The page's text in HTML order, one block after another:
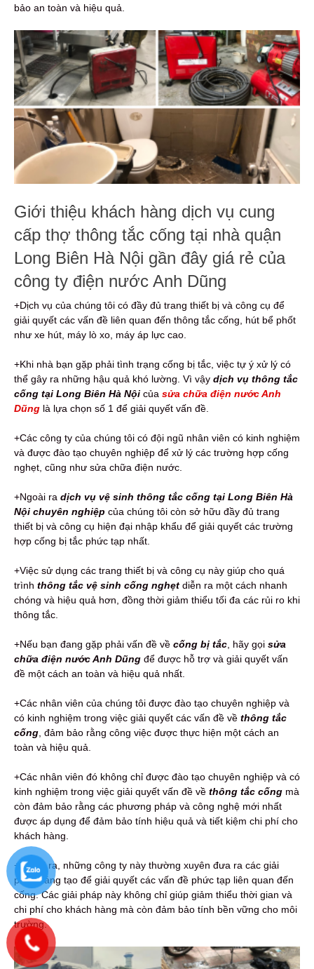
bảo an toàn và hiệu quả.
Giới thiệu khách hàng dịch vụ cung
cấp thợ thông tắc cống tại nhà quận
Long Biên Hà Nội gần đây giá rẻ của
công ty điện nước Anh Dũng
+Dịch vụ của chúng tôi có đầy đủ trang thiết bị và công cụ để
giải quyết các vấn đề liên quan đến thông tắc cống, hút bể phốt
như xe hút, máy lò xo, máy áp lực cao.
+Khi nhà bạn gặp phải tình trạng cống bị tắc, việc tự ý xử lý có
thể gây ra những hậu quả khó lường. Vì vậy dịch vụ thông tắc
cống tại Long Biên Hà Nội của sửa chữa điện nước Anh
Dũng là lựa chọn số 1 để giải quyết vấn đề.
+Các công ty của chúng tôi có đội ngũ nhân viên có kinh nghiệm
và được đào tạo chuyên nghiệp để xử lý các trường hợp cống
nghẹt, cũng như sửa chữa điện nước.
+Ngoài ra dịch vụ vệ sinh thông tắc cống tại Long Biên Hà
Nội chuyên nghiệp của chúng tôi còn sở hữu đầy đủ trang
thiết bị và công cụ hiện đại nhập khẩu để giải quyết các trường
hợp cống bị tắc phức tạp nhất.
+Việc sử dụng các trang thiết bị và công cụ này giúp cho quá
trình thông tắc vệ sinh cống nghẹt diễn ra một cách nhanh
chóng và hiệu quả hơn, đồng thời giảm thiểu tối đa các rủi ro khi
thông tắc.
+Nếu bạn đang gặp phải vấn đề về cống bị tắc , hãy gọi sửa
chữa điện nước Anh Dũng để được hỗ trợ và giải quyết vấn
đề một cách an toàn và hiệu quả nhất.
+Các nhân viên của chúng tôi được đào tạo chuyên nghiệp và
có kinh nghiệm trong việc giải quyết các vấn đề về thông tắc
cống , đảm bảo rằng công việc được thực hiện một cách an
toàn và hiệu quả.
+Các nhân viên đó không chỉ được đào tạo chuyên nghiệp và có
kinh nghiệm trong việc giải quyết vấn đề về thông tắc cống mà
còn đảm bảo rằng các phương pháp và công nghệ mới nhất
được áp dụng để đảm bảo tính hiệu quả và tiết kiệm chi phí cho
khách hàng.
+Ngoài ra, những công ty này thường xuyên đưa ra các giải
pháp sáng tạo để giải quyết các vấn đề phức tạp liên quan đến
cống. Các giải pháp này không chỉ giúp giảm thiểu thời gian và
chi phí cho khách hàng mà còn đảm bảo tính bền vững cho môi
trường.